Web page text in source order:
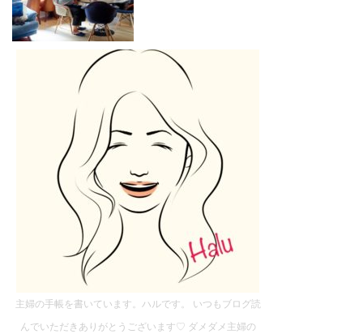
主婦の手帳を書いています。ハルです。 いつもブログ読
んでいただきありがとうございます♡ ダメダメ主婦の